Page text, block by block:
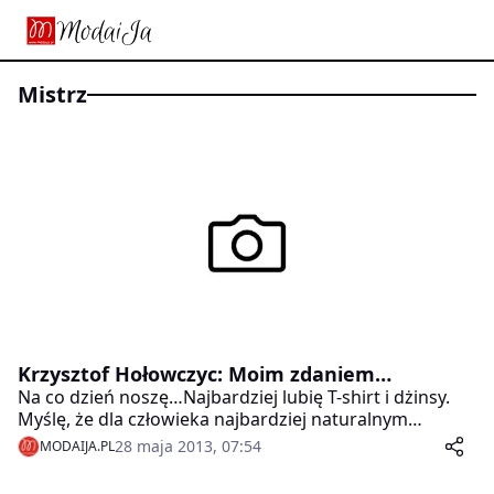
mistrz
Krzysztof Hołowczyc: Moim zdaniem…
Na co dzień noszę…Najbardziej lubię T-shirt i dżinsy.
Myślę, że dla człowieka najbardziej naturalnym
klimatem jest basen Morza Śródziemnego. Tam
powinniśmy mieszkać. Zdecydowanie wolę taki klimat,
MODAIJA.PL28 maja 2013, 07:54